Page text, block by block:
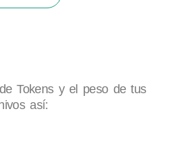
Tokens y el peso de tus
así: